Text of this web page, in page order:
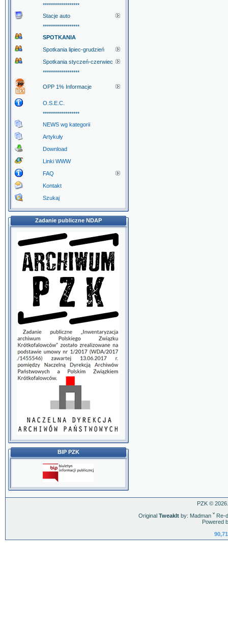
******************
Stacje auto
******************
SPOTKANIA
Spotkania lipiec-grudzień
Spotkania styczeń-czerwiec
******************
OPP 1% Informacje
O.S.E.C.
******************
NEWS wg kategorii
Artykuły
Download
Linki WWW
FAQ
Kontakt
Szukaj
Zadanie publiczne NDAP
BIP PZK
PZK ©
Original TweakItby: Madman ˇRe-
Powered